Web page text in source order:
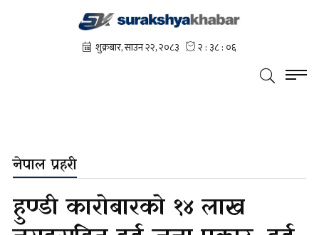
नेपाल प्रहरी
हुण्डी कारोबारको १४ लाख